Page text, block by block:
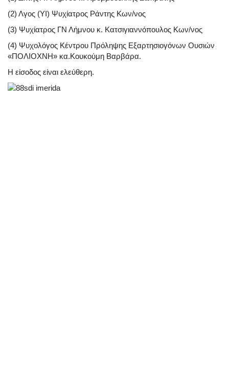
(2) Λγος (ΥΙ) Ψυχίατρος Ράντης Κων/νος
(3) Ψυχίατρος ΓΝ Λήμνου κ. Κατσιγιαννόπουλος Κων/νος
(4) Ψυχολόγος Κέντρου Πρόληψης Εξαρτησιογόνων Ουσιών
«ΠΟΛΙΟΧΝΗ» κα.Κουκούμη Βαρβάρα.
Η είσοδος είναι ελεύθερη.